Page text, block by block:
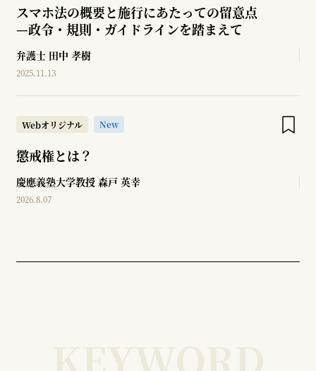
スマホ法の概要と施行にあたっての留意点
—政令・規則・ガイドラインを踏まえて
弁護士 田中 孝樹
2025.11.13
Webオリジナル New
懲戒権とは？
慶應義塾大学教授 森戸 英幸
2026.8.07